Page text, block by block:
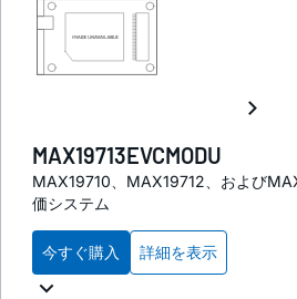
MAX19713EVCMODU
MAX19710、MAX19712、および
価システム
今すぐ購入 詳細を表示